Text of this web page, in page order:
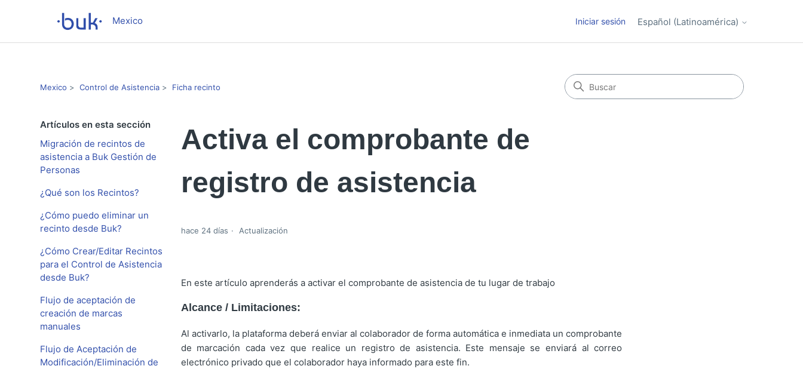
Mexico Iniciar sesión Español (Latinoamérica)
Mexico Control de Asistencia Ficha recinto
Artículos en esta sección
Migración de recintos de
asistencia a Buk Gestión de
Personas
¿Qué son los Recintos?
¿Cómo puedo eliminar un
recinto desde Buk?
¿Cómo Crear/Editar Recintos
para el Control de Asistencia
desde Buk?
Flujo de aceptación de
creación de marcas
manuales
Flujo de Aceptación de
Modificación/Eliminación de
Activa el comprobante de
registro de asistencia
hace 24 días Actualización
En este artículo aprenderás a activar el comprobante de asistencia de tu lugar de trabajo
Alcance / Limitaciones:
Al activarlo, la plataforma deberá enviar al colaborador de forma automática e inmediata un comprobante
de marcación cada vez que realice un registro de asistencia. Este mensaje se enviará al correo
electrónico privado que el colaborador haya informado para este fin.